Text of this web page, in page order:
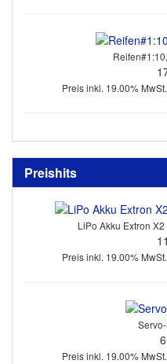
Preis inkl. 19.00%
Preishits
LiPo Akku Extron
Preis inkl. 19.00%
Preis inkl. 19.00%